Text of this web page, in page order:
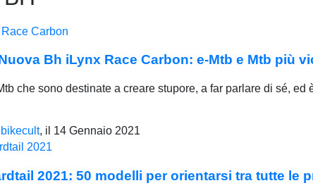
Bh iLynx Race Carbon: e-Mtb e Mtb più
che sono destinate a creare stupore, a far parlare di sé,
, il 14 Gennaio 2021
2021: 50 modelli per orientarsi tra tutte le